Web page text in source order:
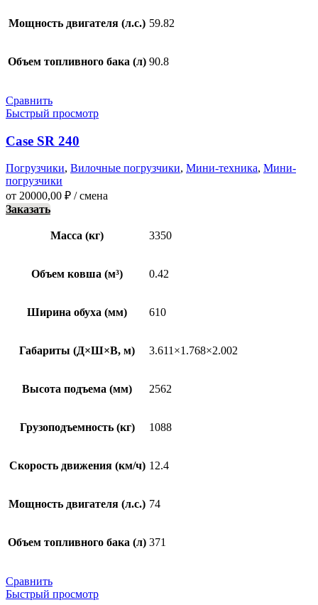
Мощность двигателя (л.с.) 59.82
Объем топливного бака (л) 90.8
Сравнить
Быстрый просмотр
Case SR 240
Погрузчики, Вилочные погрузчики, Мини-техника, Мини-
погрузчики
от 20000,00 ₽ / смена
Заказать
Масса (кг) 3350
Объем ковша (м³) 0.42
Ширина обуха (мм) 610
Габариты (Д×Ш×В, м) 3.611×1.768×2.002
Высота подъема (мм) 2562
Грузоподъемность (кг) 1088
Скорость движения (км/ч) 12.4
Мощность двигателя (л.с.) 74
Объем топливного бака (л) 371
Сравнить
Быстрый просмотр